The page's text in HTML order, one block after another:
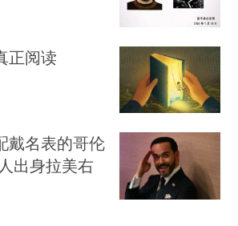
正阅读
戴名表的哥伦
出身拉美右